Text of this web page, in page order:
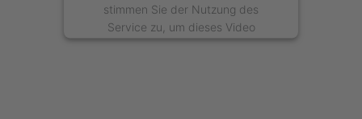
stimmen Sie der Nutzung des
Service zu, um dieses Video
anzusehen.